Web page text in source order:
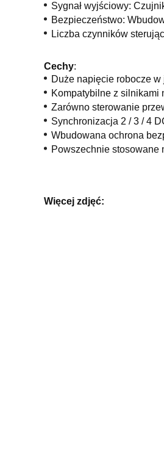
Sygnał wyjściowy:
Bezpieczeństwo:
Liczba czynników
Cechy:
Duże napięcie robocze w
Kompatybilne z silnikami
Zarówno sterowanie
Synchronizacja 2 / 3 / 4
Wbudowana ochrona
Powszechnie stosowane
Więcej zdjęć: